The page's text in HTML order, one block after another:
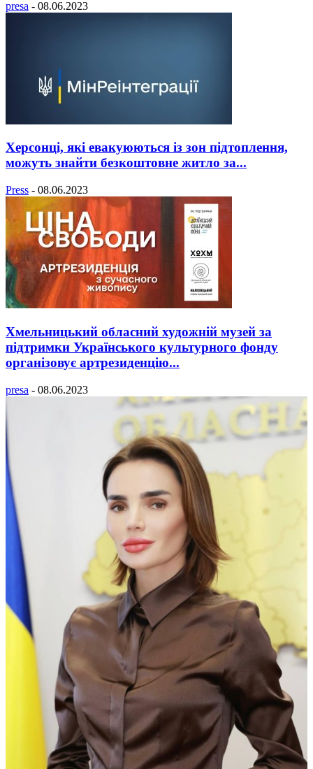
presa - 08.06.2023
Херсонці, які евакуюються із зон підтоплення,
можуть знайти безкоштовне житло за...
Press - 08.06.2023
Хмельницький обласний художній музей за
підтримки Українського культурного фонду
організовує артрезиденцію...
presa - 08.06.2023